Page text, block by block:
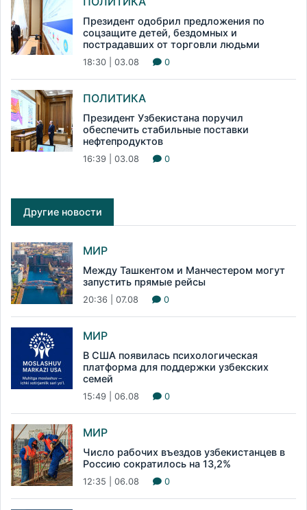
Президент одобрил предложения по
соцзащите детей, бездомных и
пострадавших от торговли людьми
18:30 | 03.08 0
ПОЛИТИКА
Президент Узбекистана поручил
обеспечить стабильные поставки
нефтепродуктов
16:39 | 03.08 0
Другие новости
МИР
Между Ташкентом и Манчестером могут
запустить прямые рейсы
20:36 | 07.08 0
МИР
В США появилась психологическая
платформа для поддержки узбекских
семей
15:49 | 06.08 0
МИР
Число рабочих въездов узбекистанцев в
Россию сократилось на 13,2%
12:35 | 06.08 0